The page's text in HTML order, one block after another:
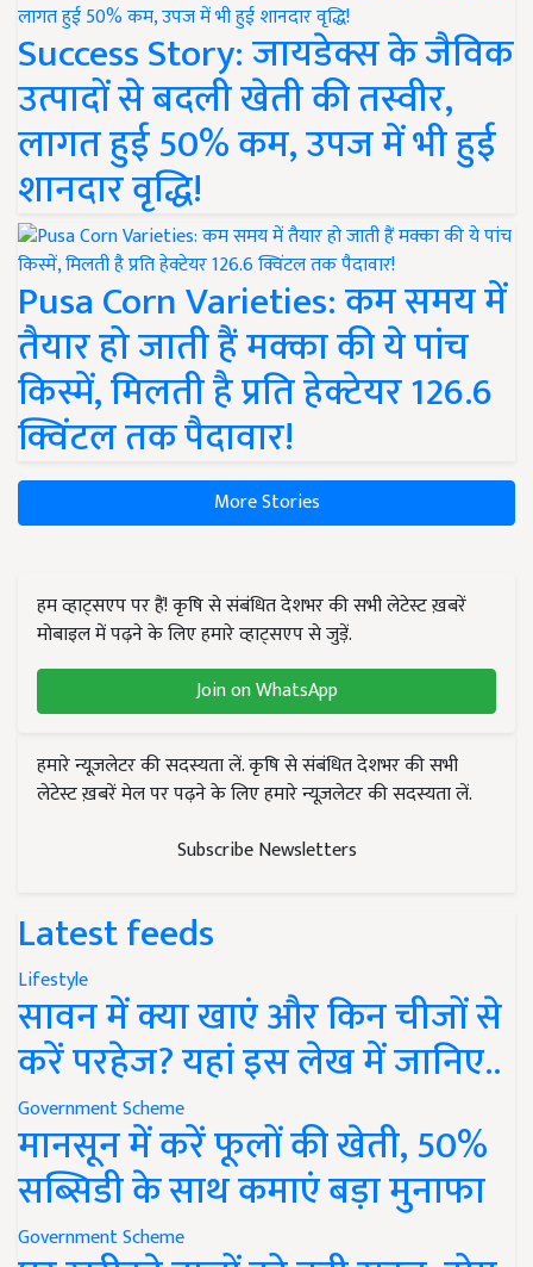
Success Story: जायडेक्स के जैविक
उत्पादों से बदली खेती की तस्वीर,
लागत हुई 50% कम, उपज में भी हुई
शानदार वृद्धि!
Pusa Corn Varieties: कम समय में
तैयार हो जाती हैं मक्का की ये पांच
किस्में, मिलती है प्रति हेक्टेयर 126.6
क्विंटल तक पैदावार!
More Stories
हम व्हाट्सएप पर हैं! कृषि से संबंधित देशभर की सभी लेटेस्ट ख़बरें
मोबाइल में पढ़ने के लिए हमारे व्हाट्सएप से जुड़ें.
Join on WhatsApp
हमारे न्यूज़लेटर की सदस्यता लें. कृषि से संबंधित देशभर की सभी
लेटेस्ट ख़बरें मेल पर पढ़ने के लिए हमारे न्यूज़लेटर की सदस्यता लें.
Subscribe Newsletters
Latest feeds
Lifestyle
सावन में क्या खाएं और किन चीजों से
करें परहेज? यहां इस लेख में जानिए..
Government Scheme
मानसून में करें फूलों की खेती, 50%
सब्सिडी के साथ कमाएं बड़ा मुनाफा
Government Scheme